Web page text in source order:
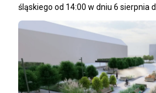
śląskiego od 14:00 w dniu 6 sierpnia